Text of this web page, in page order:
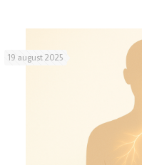
19 august 2025